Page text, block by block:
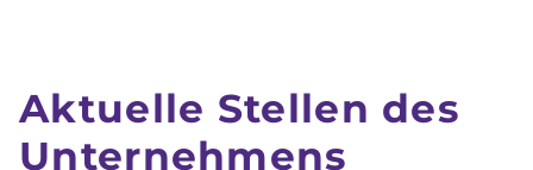
Aktuelle Stellen des
Unternehmens